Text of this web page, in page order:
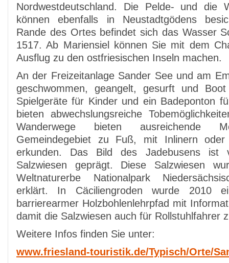
Nordwestdeutschland. Die Pelde- und die
können ebenfalls in Neustadtgödens
Rande des Ortes befindet sich das Wasser
1517. Ab Mariensiel können Sie mit dem
Ausflug zu den ostfriesischen Inseln machen.
An der Freizeitanlage Sander See und am
geschwommen, geangelt, gesurft und
Spielgeräte für Kinder und ein Badeponton
bieten abwechslungsreiche
Wanderwege bieten ausreichende
Gemeindegebiet zu Fuß, mit Inlinern
erkunden. Das Bild des Jadebusens ist
Salzwiesen geprägt. Diese Salzwiesen
Weltnaturerbe Nationalpark
erklärt. In Cäciliengroden wurde 2010
barrierearmer Holzbohlenlehrpfad mit
damit die Salzwiesen auch für Rollstuhlfahrer
Weitere Infos finden Sie unter:
www.friesland-touristik.de/Typisch/Orte/